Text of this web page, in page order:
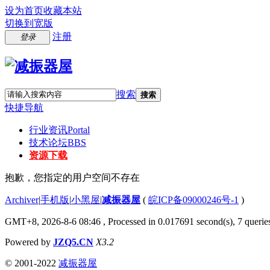
设为首页收藏本站
切换到宽版
登录 注册
搜索 搜索
快捷导航
行业资讯Portal
技术论坛BBS
资源下载
抱歉，您指定的用户空间不存在
Archiver|手机版|小黑屋|减振器屋 ( 皖ICP备09000246号-1 )
GMT+8, 2026-8-6 08:46 , Processed in 0.017691 second(s), 7
Powered by JZQ5.CN X3.2
© 2001-2022 减振器屋